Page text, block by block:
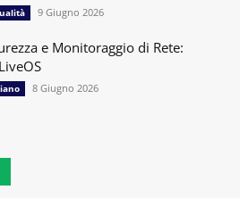
9 Giugno 2026
e Monitoraggio di Rete:
8 Giugno 2026